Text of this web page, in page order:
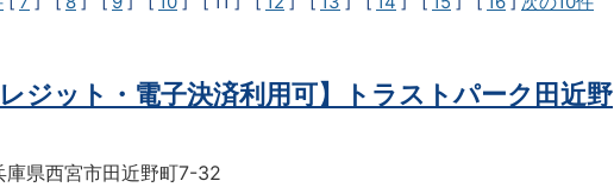
レジット・電子決済利用可】トラストパーク田近野
庫県西宮市田近野町7-32